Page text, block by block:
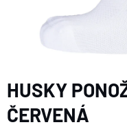
DOPLNKY
TOPÁNKY a PONOŽKY
HUSKY
ČERVENÁ